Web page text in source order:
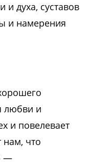
и духа, суставов
и намерения
любви и
и повелевает
нам, что
—